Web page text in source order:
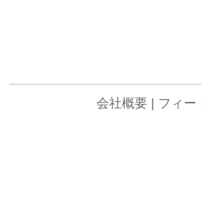
会社概要 | フィー